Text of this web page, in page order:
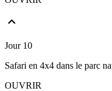
Jour 10
Safari en 4x4 dans le parc
OUVRIR